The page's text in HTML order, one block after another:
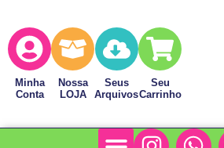
Minha
Conta
Nossa
LOJA
Seus
Arquivos
Seu
Carrinho